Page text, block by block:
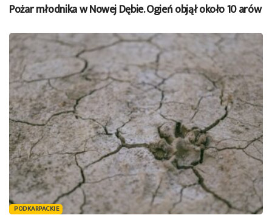
Pożar młodnika w Nowej Dębie. Ogień objął około 10 arów
PODKARPACKIE